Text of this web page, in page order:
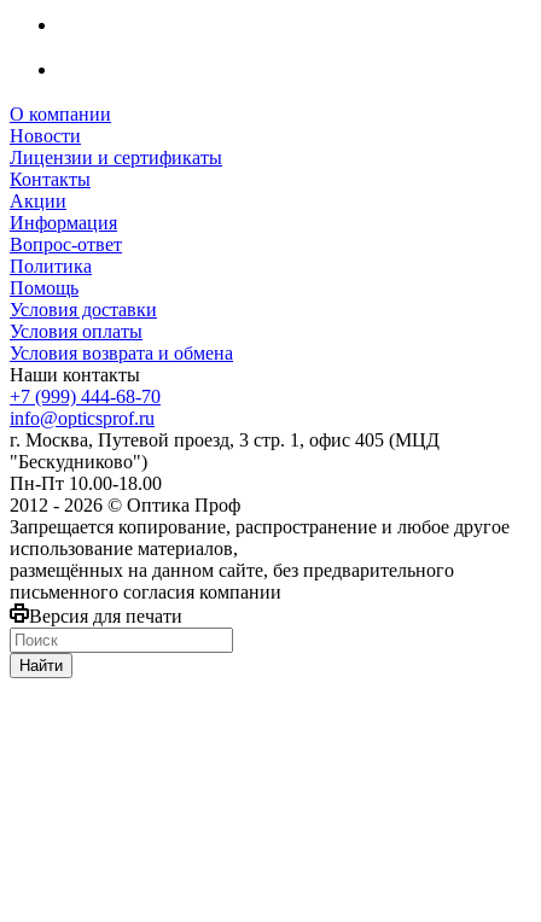
О компании
Новости
Лицензии и сертификаты
Контакты
Акции
Информация
Вопрос-ответ
Политика
Помощь
Условия доставки
Условия оплаты
Условия возврата и обмена
Наши контакты
+7 (999) 444-68-70
info@opticsprof.ru
г. Москва, Путевой проезд, 3 стр. 1, офис 405 (МЦД
"Бескудниково")
Пн-Пт 10.00-18.00
2012 - 2026 © Оптика Проф
Запрещается копирование, распространение и любое другое
использование материалов,
размещённых на данном сайте, без предварительного
письменного согласия компании
Версия для печати
Найти